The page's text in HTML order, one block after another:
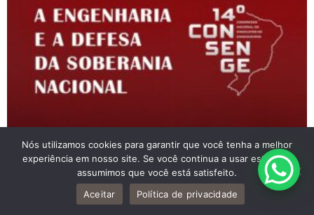
Senge-PR convoca associados(as) para
encontro estadual preparatório para o 14°
Nós utilizamos cookies para garantir que você tenha a melhor
experiência em nosso site. Se você continua a usar este site,
assumimos que você está satisfeito.
Aceitar
Política de privacidade